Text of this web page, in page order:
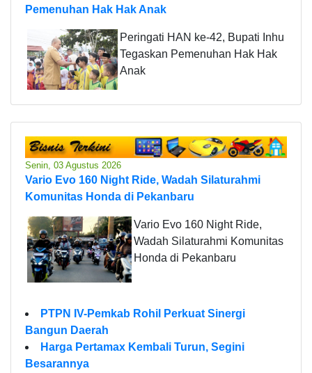
Pemenuhan Hak Hak Anak
Peringati HAN ke-42, Bupati Inhu
Tegaskan Pemenuhan Hak Hak
Anak
Senin, 03 Agustus 2026
Vario Evo 160 Night Ride, Wadah Silaturahmi
Komunitas Honda di Pekanbaru
Vario Evo 160 Night Ride,
Wadah Silaturahmi Komunitas
Honda di Pekanbaru
PTPN IV-Pemkab Rohil Perkuat Sinergi
Bangun Daerah
Harga Pertamax Kembali Turun, Segini
Besarannya